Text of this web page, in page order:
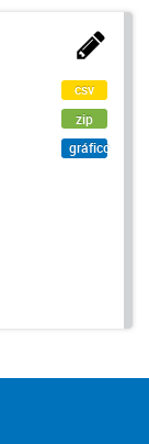
csv
zip
gráfico